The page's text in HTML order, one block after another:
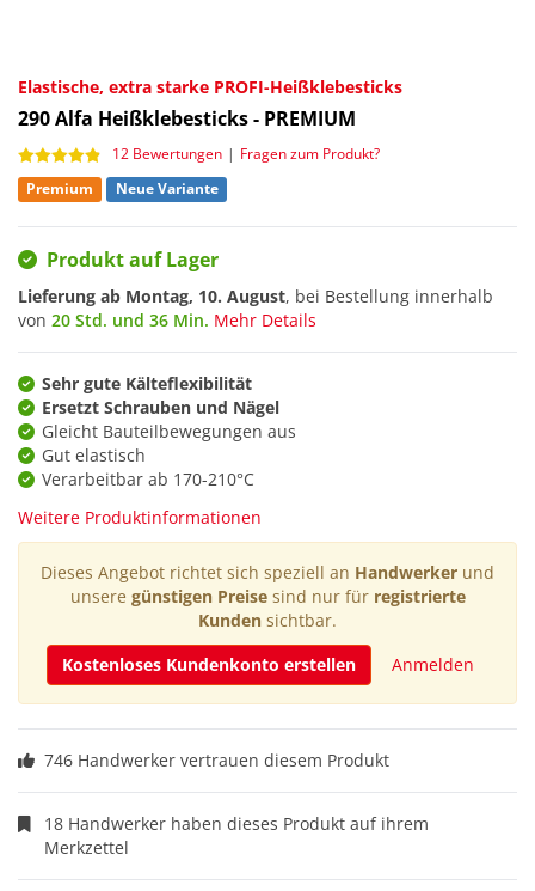
Elastische, extra starke PROFI-Heißklebesticks
290Alfa Heißklebesticks - PREMIUM
12 Bewertungen | Fragen zum Produkt?
Premium
Neue Variante
Produkt auf Lager
Lieferung ab Montag, 10. August, bei Bestellung innerhalb
von 20 Std. und 36 Min. Mehr Details
Sehr gute Kälteflexibilität
Ersetzt Schrauben und Nägel
Gleicht Bauteilbewegungen aus
Gut elastisch
Verarbeitbar ab 170-210°C
Weitere Produktinformationen
Dieses Angebot richtet sich speziell an Handwerker und
unsere günstigen Preisesind nur für registrierte
Kunden sichtbar.
Kostenloses Kundenkonto erstellen
Anmelden
746 Handwerker vertrauen diesem Produkt
18 Handwerker haben dieses Produkt auf ihrem
Merkzettel